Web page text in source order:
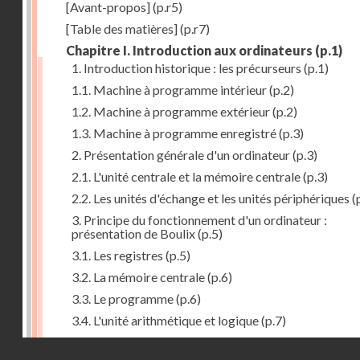
[Avant-propos](p.r5)
[Table des matières](p.r7)
Chapitre I. Introduction aux ordinateurs (p.1)
1. Introduction historique : les précurseurs (p.1)
1.1. Machine à programme intérieur(p.2)
1.2. Machine à programme extérieur(p.2)
1.3. Machine à programme enregistré(p.3)
2. Présentation générale d'un ordinateur(p.3)
2.1. L'unité centrale et la mémoire centrale(p.3)
2.2. Les unités d'échange et les unités périphériques
3. Principe du fonctionnement d'un ordinateur :
présentation de Boulix(p.5)
3.1. Les registres (p.5)
3.2. La mémoire centrale(p.6)
3.3. Le programme(p.6)
3.4. L'unité arithmétique et logique(p.7)
3.5. L'unité de contrôle(p.8)